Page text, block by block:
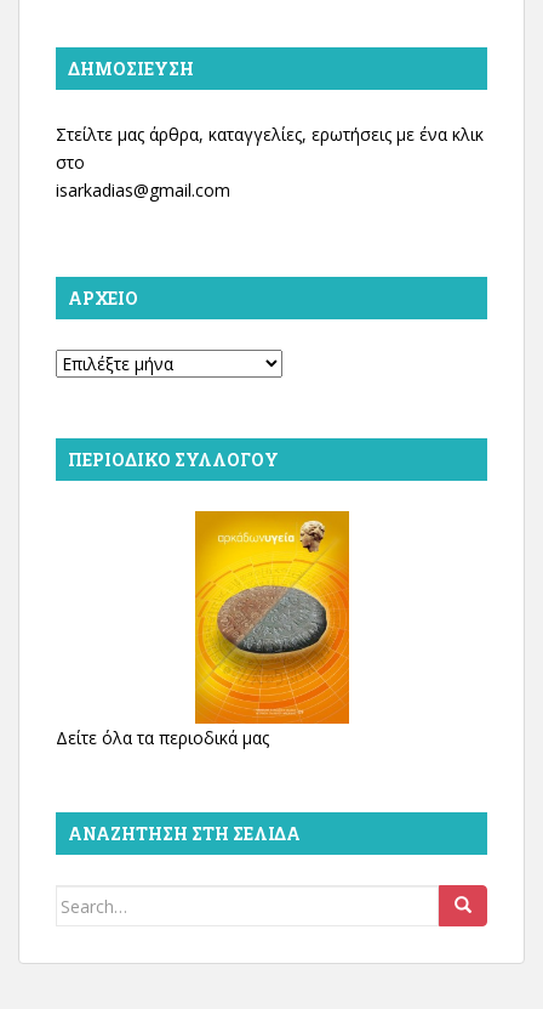
ΔΗΜΟΣΊΕΥΣΗ
Στείλτε μας άρθρα, καταγγελίες, ερωτήσεις με ένα κλικ
στο
isarkadias@gmail.com
ΑΡΧΕΊΟ
Αρχείο
ΠΕΡΙΟΔΙΚΌ ΣΥΛΛΌΓΟΥ
Δείτε όλα τα περιοδικά μας
ΑΝΑΖΉΤΗΣΗ ΣΤΗ ΣΕΛΊΔΑ
Search